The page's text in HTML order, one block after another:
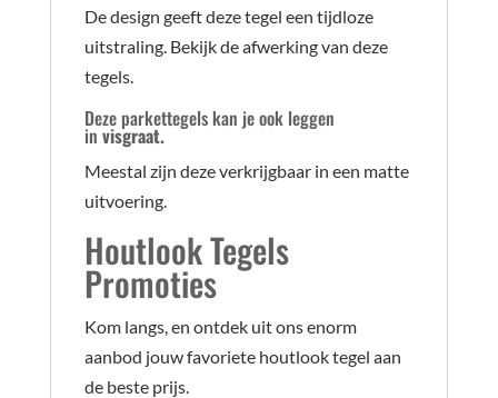
De design geeft deze tegel een tijdloze
uitstraling. Bekijk de afwerking van deze
tegels.
Dezeparkettegelskan je ook leggen
in visgraat.
Meestal zijn deze verkrijgbaar in een matte
uitvoering.
Houtlook Tegels
Promoties
Kom langs, en ontdek uit ons enorm
aanbod jouw favoriete houtlook tegel aan
de beste prijs.